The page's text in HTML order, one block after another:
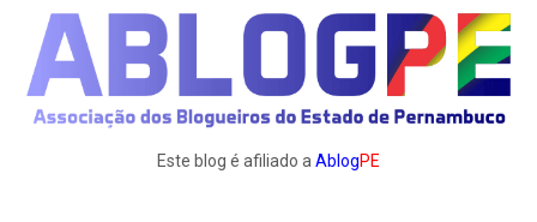
Este blog é afiliado a AblogPE